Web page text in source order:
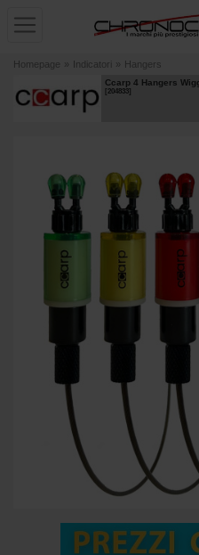
Homepage » Indicatori » Hangers
Ccarp 4 Hangers
[204833]